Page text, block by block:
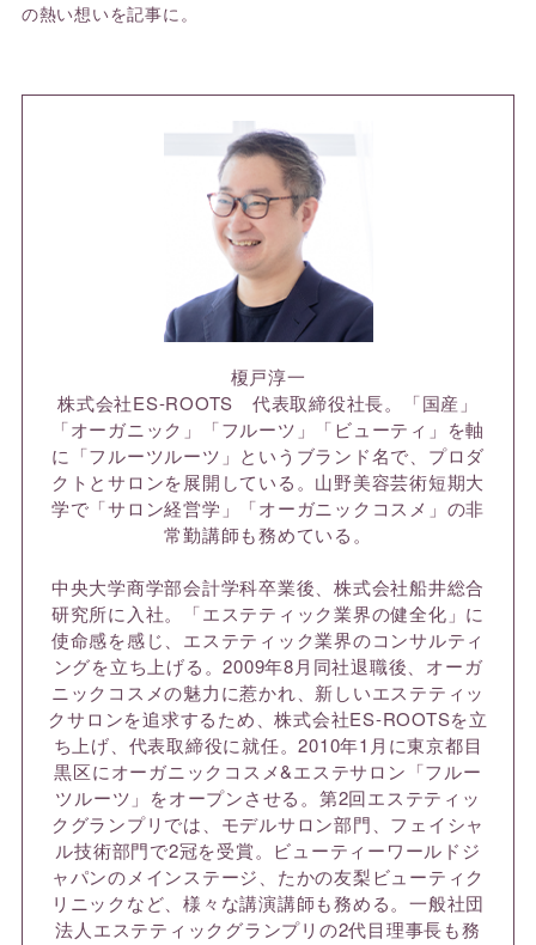
の熱い想いを記事に。
榎戸淳一
株式会社ES-ROOTS 代表取締役社長。「国産」
「オーガニック」「フルーツ」「ビューティ」を軸
に「フルーツルーツ」というブランド名で、プロダ
クトとサロンを展開している。山野美容芸術短期大
学で「サロン経営学」「オーガニックコスメ」の非
常勤講師も務めている。
中央大学商学部会計学科卒業後、株式会社船井総合
研究所に入社。「エステティック業界の健全化」に
使命感を感じ、エステティック業界のコンサルティ
ングを立ち上げる。2009年8月同社退職後、オーガ
ニックコスメの魅力に惹かれ、新しいエステティッ
クサロンを追求するため、株式会社ES-ROOTSを立
ち上げ、代表取締役に就任。2010年1月に東京都目
黒区にオーガニックコスメ&エステサロン「フルー
ツルーツ」をオープンさせる。第2回エステティッ
クグランプリでは、モデルサロン部門、フェイシャ
ル技術部門で2冠を受賞。ビューティーワールドジ
ャパンのメインステージ、たかの友梨ビューティク
リニックなど、様々な講演講師も務める。一般社団
法人エステティックグランプリの2代目理事長も務